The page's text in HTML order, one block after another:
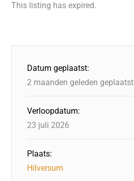
This listing has expired.
Datum geplaatst:
2 maanden geleden geplaatst
Verloopdatum:
23 juli 2026
Plaats:
Hilversum